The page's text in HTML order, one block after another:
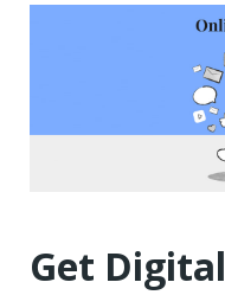
Get Digital